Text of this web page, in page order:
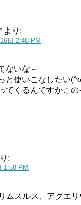
より:
日 2:48 PM
ないな～
と使いこなしたい
てくるんですかこ
:
1:58 PM
ムスルス、アクエ